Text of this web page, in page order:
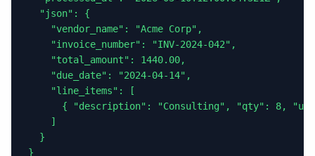
  "json": {
    "vendor_name": "Acme Corp",
    "invoice_number": "INV-2024-042",
    "total_amount": 1440.00,
    "due_date": "2024-04-14",
    "line_items": [
{ "description": "Consulting", "qty": 8,
    ]
  }
}